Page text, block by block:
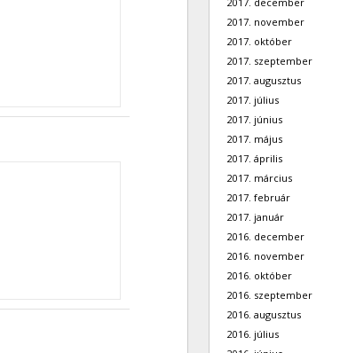
2017. november
2017. október
2017. szeptember
2017. augusztus
2017. július
2017. június
2017. május
2017. április
2017. március
2017. február
2017. január
2016. december
2016. november
2016. október
2016. szeptember
2016. augusztus
2016. július